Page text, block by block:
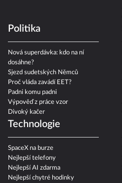
Politika
Nová superdávka: kdo na ní
dosáhne?
Sjezd sudetských Němců
Proč vláda zavádí EET?
Padni komu padni
Výpověď z práce vzor
Divoký kačer
Technologie
SpaceX na burze
Nejlepší telefony
Nejlepší AI zdarma
Nejlepší chytré hodinky